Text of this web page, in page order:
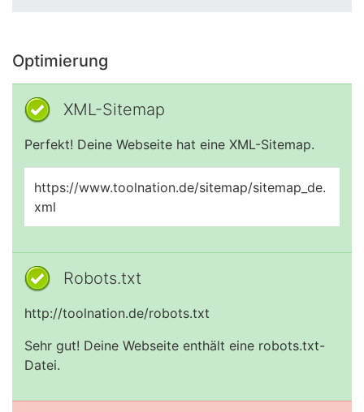
Optimierung
XML-Sitemap
Perfekt! Deine Webseite hat eine XML-Sitemap.
https://www.toolnation.de/sitemap/sitemap_de.
xml
Robots.txt
http://toolnation.de/robots.txt
Sehr gut! Deine Webseite enthält eine robots.txt-
Datei.